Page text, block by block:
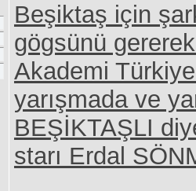
Beşiktaş için
gögsünü
Akademi Türkiye
yarışmada ve
BEŞİKTAŞLI
starı Erdal